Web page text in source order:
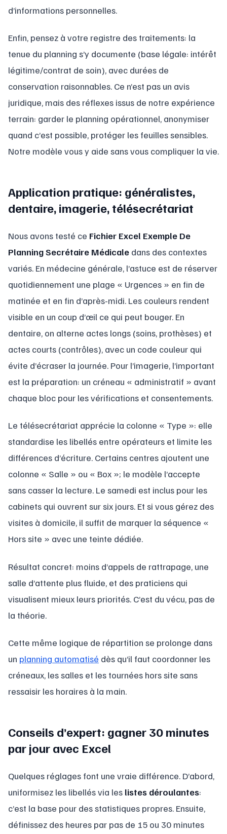
d’informations personnelles.
Enfin, pensez à votre registre des traitements: la
tenue du planning s’y documente (base légale: intérêt
légitime/contrat de soin), avec durées de
conservation raisonnables. Ce n’est pas un avis
juridique, mais des réflexes issus de notre expérience
terrain: garder le planning opérationnel, anonymiser
quand c’est possible, protéger les feuilles sensibles.
Notre modèle vous y aide sans vous compliquer la vie.
Application pratique: généralistes,
dentaire, imagerie, télésecrétariat
Nous avons testé ce Fichier Excel Exemple De
Planning Secrétaire Médicale dans des contextes
variés. En médecine générale, l’astuce est de réserver
quotidiennement une plage « Urgences » en fin de
matinée et en fin d’après-midi. Les couleurs rendent
visible en un coup d’œil ce qui peut bouger. En
dentaire, on alterne actes longs (soins, prothèses) et
actes courts (contrôles), avec un code couleur qui
évite d’écraser la journée. Pour l’imagerie, l’important
est la préparation: un créneau « administratif » avant
chaque bloc pour les vérifications et consentements.
Le télésecrétariat apprécie la colonne « Type »: elle
standardise les libellés entre opérateurs et limite les
différences d’écriture. Certains centres ajoutent une
colonne « Salle » ou « Box »; le modèle l’accepte
sans casser la lecture. Le samedi est inclus pour les
cabinets qui ouvrent sur six jours. Et si vous gérez des
visites à domicile, il suffit de marquer la séquence «
Hors site » avec une teinte dédiée.
Résultat concret: moins d’appels de rattrapage, une
salle d’attente plus fluide, et des praticiens qui
visualisent mieux leurs priorités. C’est du vécu, pas de
la théorie.
Cette même logique de répartition se prolonge dans
un planning automatisé dès qu’il faut coordonner les
créneaux, les salles et les tournées hors site sans
ressaisir les horaires à la main.
Conseils d’expert: gagner 30 minutes
par jour avec Excel
Quelques réglages font une vraie différence. D’abord,
uniformisez les libellés via les listes déroulantes:
c’est la base pour des statistiques propres. Ensuite,
définissez des heures par pas de 15 ou 30 minutes